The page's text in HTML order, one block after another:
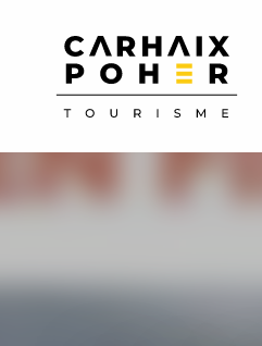
principal